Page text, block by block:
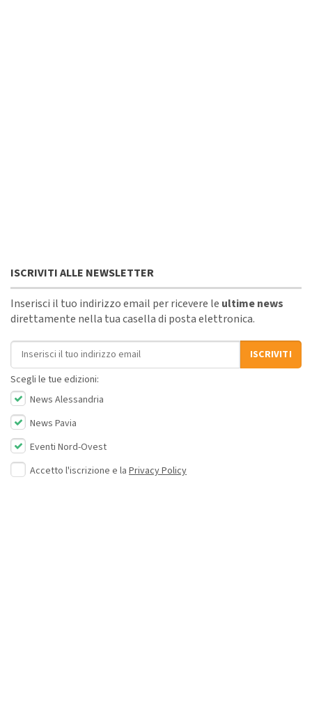
ISCRIVITI ALLE NEWSLETTER
Inserisci il tuo indirizzo email per ricevere le ultime news
direttamente nella tua casella di posta elettronica.
Indirizzo email
ISCRIVITI
Scegli le tue edizioni:
News Alessandria
News Pavia
Eventi Nord-Ovest
Accetto l'iscrizione e la Privacy Policy